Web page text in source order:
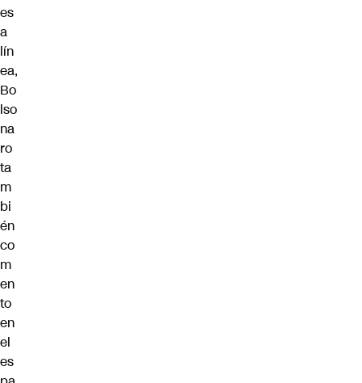
es
a
lín
ea,
Bo
lso
na
ro
ta
m
bi
én
co
m
en
to
en
el
es